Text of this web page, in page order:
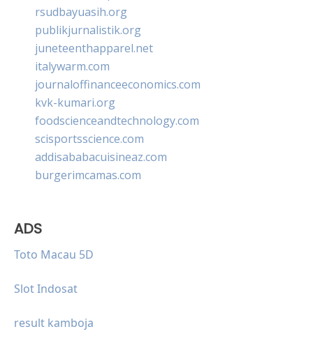
rsudbayuasih.org
publikjurnalistik.org
juneteenthapparel.net
italywarm.com
journaloffinanceeconomics.com
kvk-kumari.org
foodscienceandtechnology.com
scisportsscience.com
addisababacuisineaz.com
burgerimcamas.com
ADS
Toto Macau 5D
Slot Indosat
result kamboja